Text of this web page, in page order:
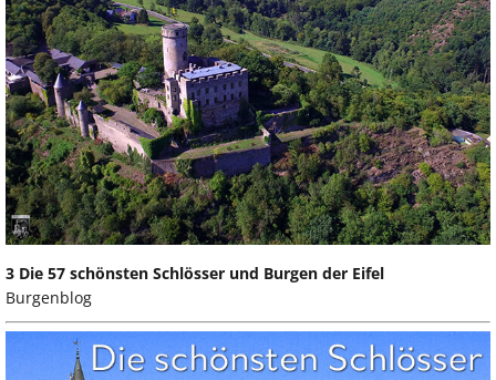
3 Die 57 schönsten Schlösser und Burgen der Eifel
Burgenblog